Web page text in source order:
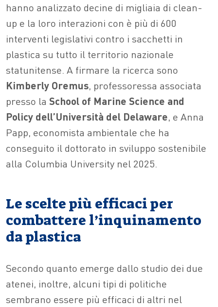
hanno analizzato decine di migliaia di clean-
up e la loro interazioni con è più di 600
interventi legislativi contro i sacchetti in
plastica su tutto il territorio nazionale
statunitense. A firmare la ricerca sono
Kimberly Oremus, professoressa associata
presso la School of Marine Science and
Policy dell’Università del Delaware, e Anna
Papp, economista ambientale che ha
conseguito il dottorato in sviluppo sostenibile
alla Columbia University nel 2025.
Le scelte più efficaci per
combattere l’inquinamento
da plastica
Secondo quanto emerge dallo studio dei due
atenei, inoltre, alcuni tipi di politiche
sembrano essere più efficaci di altri nel